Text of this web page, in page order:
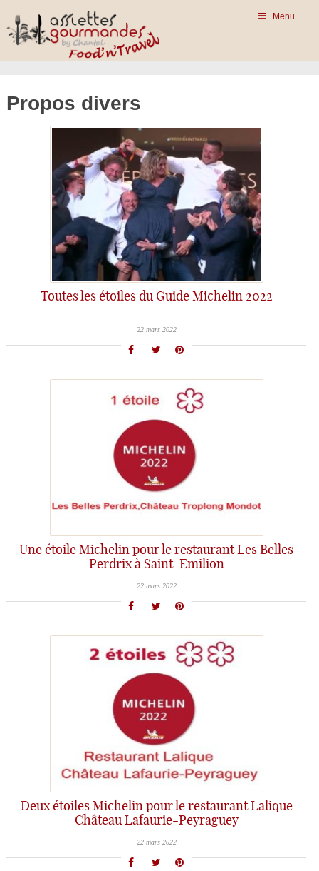
Menu
Propos divers
Toutes les étoiles du Guide Michelin 2022
22 mars 2022
Une étoile Michelin pour le restaurant Les Belles
Perdrix à Saint-Emilion
22 mars 2022
Deux étoiles Michelin pour le restaurant Lalique
Château Lafaurie-Peyraguey
22 mars 2022